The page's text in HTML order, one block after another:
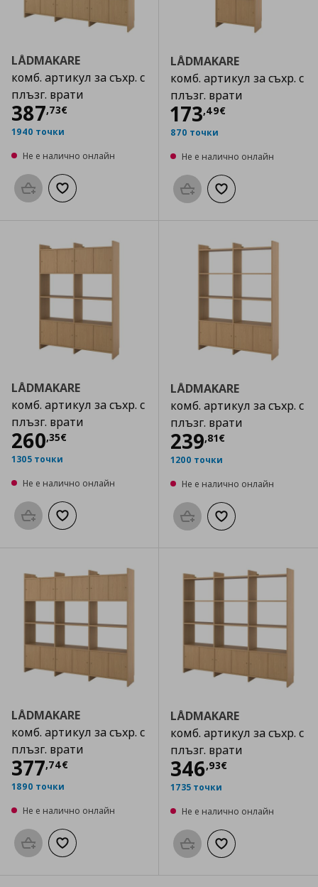
LÅDMAKARE
комб. артикул за съхр. с
плъзг. врати
387,73€
Цена
1940 точки
Не е налично онлайн
Προσθήκη στο καλάθι
Добави към списъка с любими
LÅDMAKARE
комб. артикул за съхр. с
плъзг. врати
173,49€
Цена
870 точки
Не е налично онлайн
Προσθήκη στο καλάθι
Добави към
LÅDMAKARE
комб. артикул за съхр. с
плъзг. врати
260,35€
Цена
1305 точки
Не е налично онлайн
Προσθήκη στο καλάθι
Добави към списъка с любими
LÅDMAKARE
комб. артикул за съхр. с
плъзг. врати
239,81€
Цена
1200 точки
Не е налично онлайн
Προσθήκη στο καλάθι
Добави към
LÅDMAKARE
комб. артикул за съхр. с
плъзг. врати
377,74€
Цена
1890 точки
Не е налично онлайн
Προσθήκη στο καλάθι
Добави към списъка с любими
LÅDMAKARE
комб. артикул за съхр. с
плъзг. врати
346,93€
Цена
1735 точки
Не е налично онлайн
Προσθήκη στο καλάθι
Добави към